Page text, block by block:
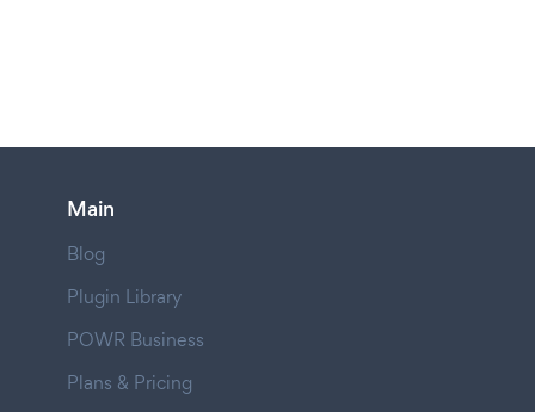
Main
Blog
Plugin Library
POWR Business
Plans & Pricing